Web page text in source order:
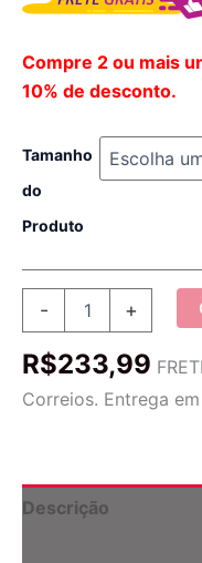
Compre 2 ou mais
10% de desconto.
Tamanho
do
Produto
-
Heróis
Might
My
Hero
+
R$233,99
Correios. Entrega
Descrição